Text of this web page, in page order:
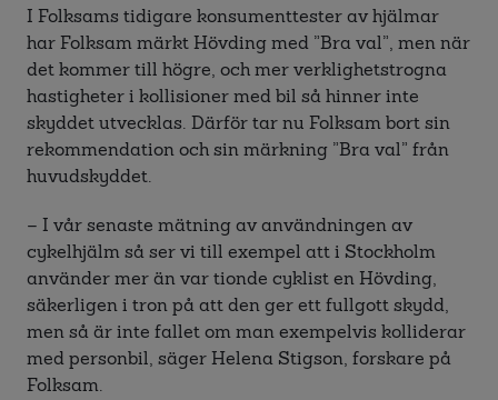
I Folksams tidigare konsumenttester av hjälmar
har Folksam märkt Hövding med ”Bra val”, men när
det kommer till högre, och mer verklighetstrogna
hastigheter i kollisioner med bil så hinner inte
skyddet utvecklas. Därför tar nu Folksam bort sin
rekommendation och sin märkning ”Bra val” från
huvudskyddet.
– I vår senaste mätning av användningen av
cykelhjälm så ser vi till exempel att i Stockholm
använder mer än var tionde cyklist en Hövding,
säkerligen i tron på att den ger ett fullgott skydd,
men så är inte fallet om man exempelvis kolliderar
med personbil, säger Helena Stigson, forskare på
Folksam.